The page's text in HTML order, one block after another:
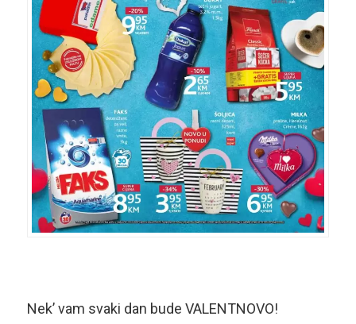
Nek’ vam svaki dan bude VALENTNOVO!